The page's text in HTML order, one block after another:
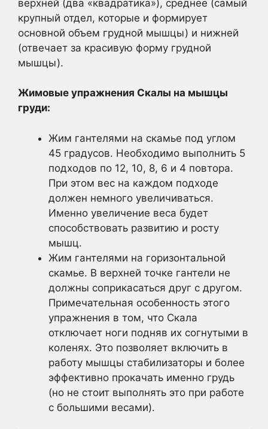
верхней (два «квадратика»), среднее (самый
крупный отдел, которые и формирует
основной объем грудной мышцы) и нижней
(отвечает за красивую форму грудной
мышцы).
Жимовые упражнения Скалы на мышцы
груди:
Жим гантелями на скамье под углом
45 градусов. Необходимо выполнить 5
подходов по 12, 10, 8, 6 и 4 повтора.
При этом вес на каждом подходе
должен немного увеличиваться.
Именно увеличение веса будет
способствовать развитию и росту
мышц.
Жим гантелями на горизонтальной
скамье. В верхней точке гантели не
должны соприкасаться друг с другом.
Примечательная особенность этого
упражнения в том, что Скала
отключает ноги подняв их согнутыми в
коленях. Это позволяет включить в
работу мышцы стабилизаторы и более
эффективно прокачать именно грудь
(но не стоит выполнять это при работе
с большими весами).